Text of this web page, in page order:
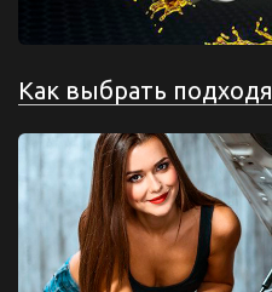
Как выбрать